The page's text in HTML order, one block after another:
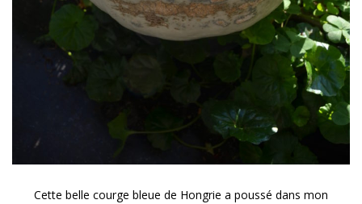
Cette belle courge bleue de Hongrie a poussé dans mon